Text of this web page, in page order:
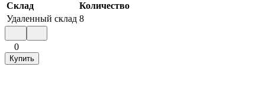
Склад
Количество
Удаленный склад 8
0
Купить